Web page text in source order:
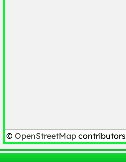
© OpenStreetMap contributors